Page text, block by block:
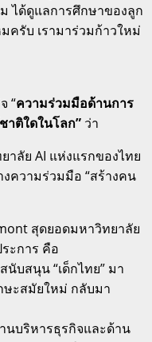
ได้ดูแลการศึกษาของลูก
รับ เรามาร่วมก้าวใหม่
“ความร่วมมือด้านการ
าติใดในโลก” ว่า
าลัย AI แห่งแรกของไทย
ความร่วมมือ “สร้างคน
สุดยอดมหาวิทยาลัย
ะการ คือ
นับสนุน “เด็กไทย” มา
ษะสมัยใหม่ กลับมา
นบริหารธุรกิจและด้าน